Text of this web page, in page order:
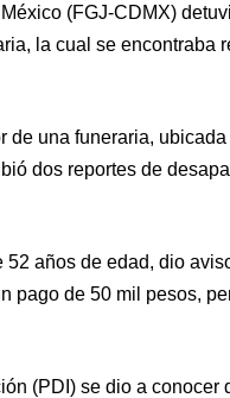
(FGJ-CDMX)
la cual se encontraba
de una funeraria,
dos reportes de
años de edad, dio
pago de 50 mil pesos,
(PDI) se dio a conocer